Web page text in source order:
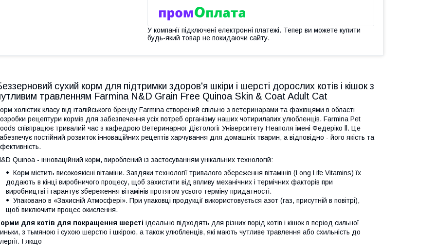
У компанії підключені електронні платежі. Тепер ви можете купити
будь-який товар не покидаючи сайту.
сухий корм для підтримки здоров'я шкіри і шерсті дорослих котів і кішок з
травленням Farmina N&D Grain Free Quinoa Skin & Coat Adult Cat
холістик класу від італійського бренду Farmina створений спільно з ветеринарами та фахівцями в області
рецептури кормів для забезпечення усіх потреб організму наших чотирилапих улюбленців. Farmina Pet
співпрацює тривалий час з кафедрою Ветеринарної Дієтології Університету Неаполя імені Федеріко ll. Це
постійний розвиток інноваційних рецептів харчування для домашніх тварин, а відповідно - його якість та
Quinoa - інноваційний корм, вироблений із застосуванням унікальних технологій:
Корм містить високоякісні вітаміни. Завдяки технології тривалого збереження вітамінів (Long Life Vitamins) їх
додають в кінці виробничого процесу, щоб захистити від впливу механічних і термічних факторів при
виробництві і гарантує збереження вітамінів протягом усього терміну придатності.
Упаковано в «Захисній Атмосфері». При упаковці продукції використовується азот (газ, присутній в повітрі),
щоб виключити процес окислення.
для котів для покращення шерсті ідеально підходять для різних порід котів і кішок в період сильної
з тьмяною і сухою шерстю і шкірою, а також улюбленців, які мають чутливе травлення або схильність до
І якщо